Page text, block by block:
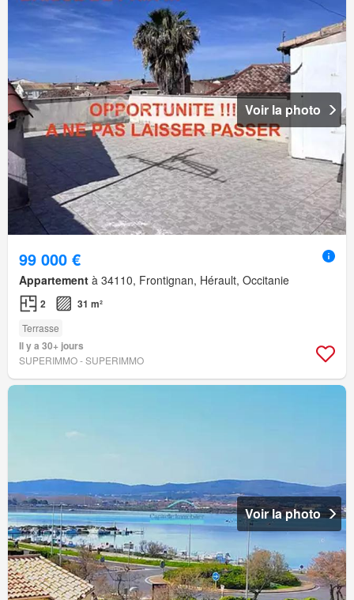
Voir la photo
99 000 €
Appartement à 34110, Frontignan, Hérault, Occitanie
2 31 m²
Terrasse
Il y a 30+ jours
SUPERIMMO - SUPERIMMO
Voir la photo